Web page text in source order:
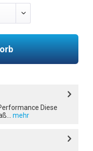
Diese
mehr